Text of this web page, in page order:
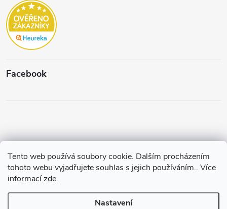
Tento web používá soubory cookie. Dalším procházením
tohoto webu vyjadřujete souhlas s jejich používáním.. Více
informacízde.
Nastavení
Facebook
Vytvořil a spravuje Pohání Shoptet
Copyright 2026 Štěpánková & C. . Všechna práva vyhrazena.
Upravit
nastavení cookies